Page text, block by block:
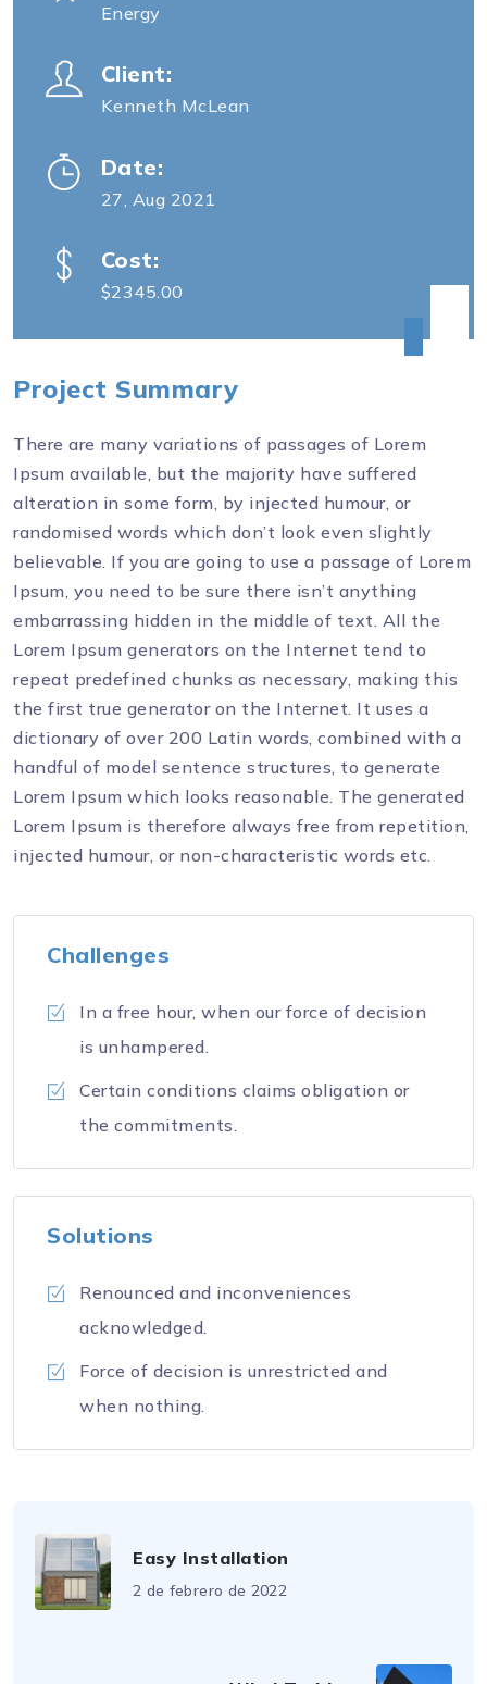
Energy
Client:
Kenneth McLean
Date:
27, Aug 2021
Cost:
$2345.00
Project Summary
There are many variations of passages of Lorem
Ipsum available, but the majority have suffered
alteration in some form, by injected humour, or
randomised words which don’t look even slightly
believable. If you are going to use a passage of Lorem
Ipsum, you need to be sure there isn’t anything
embarrassing hidden in the middle of text. All the
Lorem Ipsum generators on the Internet tend to
repeat predefined chunks as necessary, making this
the first true generator on the Internet. It uses a
dictionary of over 200 Latin words, combined with a
handful of model sentence structures, to generate
Lorem Ipsum which looks reasonable. The generated
Lorem Ipsum is therefore always free from repetition,
injected humour, or non-characteristic words etc.
Challenges
In a free hour, when our force of decision
is unhampered.
Certain conditions claims obligation or
the commitments.
Solutions
Renounced and inconveniences
acknowledged.
Force of decision is unrestricted and
when nothing.
Easy Installation
2 de febrero de 2022